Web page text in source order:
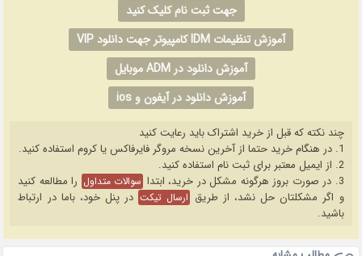
جهت ثبت نام کلیک کنید
آموزش تنظیمات IDM کامپیوتر جهت دانلود VIP
آموزش دانلود در ADM موبایل
آموزش دانلود در آیفون و ios
چند نکته که قبل از خرید اشتراک باید رعایت کنید
1. در هنگام خرید حتما از آخرین نسخه مروگر فایرفاکس یا کروم استفاده کنید.
2. از ایمیل معتبر برای ثبت نام استفاده کنید.
3. در صورت بروز هرگونه مشکل در خرید، ابتدا
سوالات متداول را مطالعه کنید
و اگر مشکلتان حل نشد، از طریق ارسال تیکت در پنل خود، باما در ارتباط
باشید.